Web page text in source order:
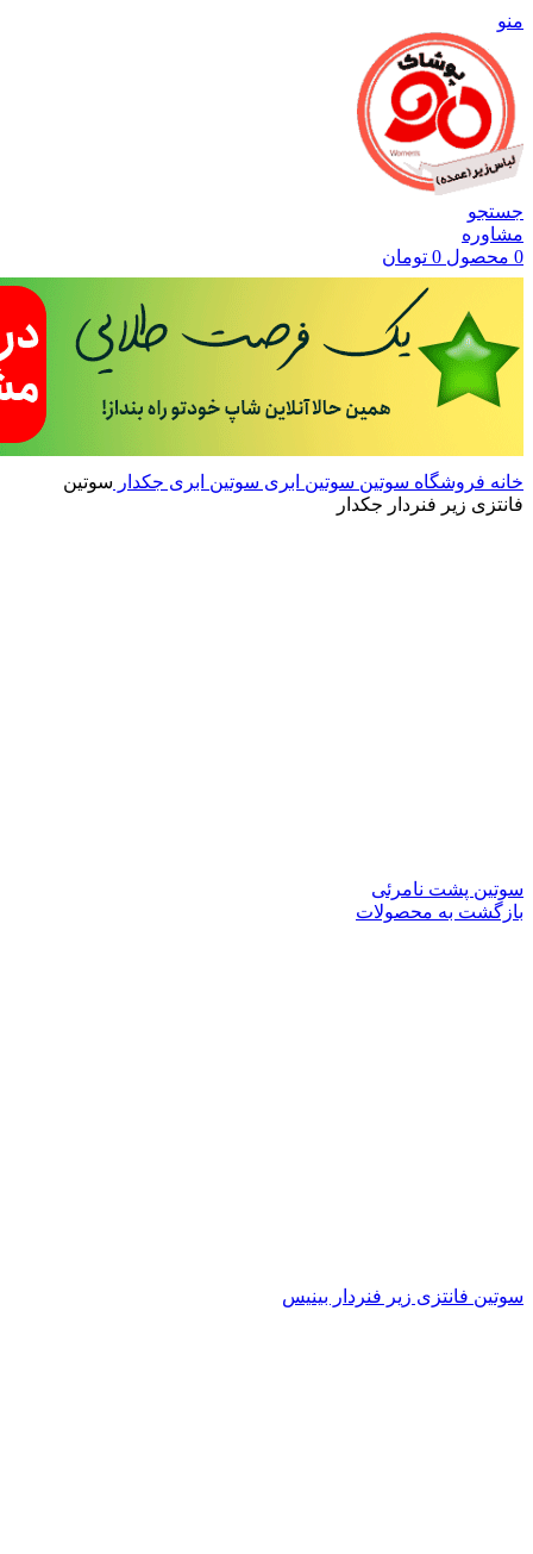
منو
جستجو
مشاوره
0 محصول 0 تومان
خانه فروشگاه سوتین سوتین ابری سوتین ابری جکدار سوتین
فانتزی زیر فنردار جکدار
سوتین پشت نامرئی
بازگشت به محصولات
سوتین فانتزی زیر فنردار بینیس